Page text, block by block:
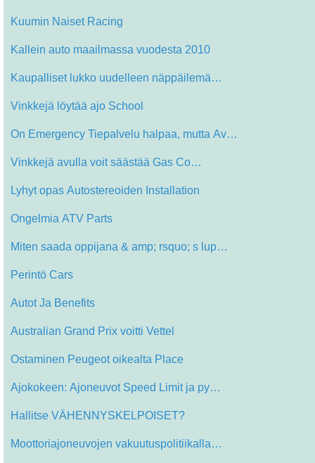
Kuumin Naiset Racing
Kallein auto maailmassa vuodesta 2010
Kaupalliset lukko uudelleen näppäilemä…
Vinkkejä löytää ajo School
On Emergency Tiepalvelu halpaa, mutta Av…
Vinkkejä avulla voit säästää Gas Co…
Lyhyt opas Autostereoiden Installation
Ongelmia ATV Parts
Miten saada oppijana & amp; rsquo; s lup…
Perintö Cars
Autot Ja Benefits
Australian Grand Prix voitti Vettel
Ostaminen Peugeot oikealta Place
Ajokokeen: Ajoneuvot Speed ​​Limit ja py…
Hallitse VÄHENNYSKELPOISET?
Moottoriajoneuvojen vakuutuspolitiikalla…